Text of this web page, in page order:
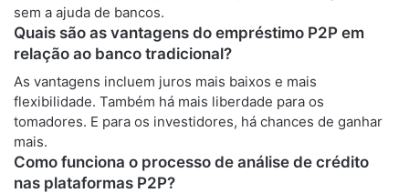
sem a ajuda de bancos.
Quais são as vantagens do empréstimo P2P em
relação ao banco tradicional?
As vantagens incluem juros mais baixos e mais
flexibilidade. Também há mais liberdade para os
tomadores. E para os investidores, há chances de ganhar
mais.
Como funciona o processo de análise de crédito
nas plataformas P2P?